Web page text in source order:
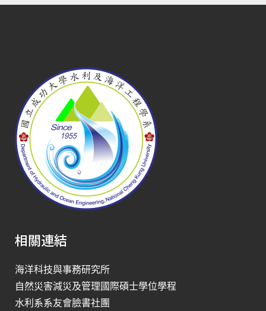
相關連結
海洋科技與事務研究所
自然災害減災及管理國際碩士學位學程
水利系系友會臉書社團